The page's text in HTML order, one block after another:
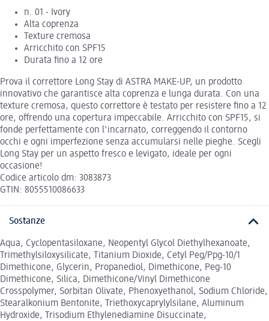
n. 01 - Ivory
Alta coprenza
Texture cremosa
Arricchito con SPF15
Durata fino a 12 ore
Prova il correttore Long Stay di ASTRA MAKE-UP, un prodotto
innovativo che garantisce alta coprenza e lunga durata. Con una
texture cremosa, questo correttore è testato per resistere fino a 12
ore, offrendo una copertura impeccabile. Arricchito con SPF15, si
fonde perfettamente con l'incarnato, correggendo il contorno
occhi e ogni imperfezione senza accumularsi nelle pieghe. Scegli
Long Stay per un aspetto fresco e levigato, ideale per ogni
occasione!
Codice articolo dm: 3083873
GTIN: 8055510086633
Sostanze
Aqua, Cyclopentasiloxane, Neopentyl Glycol Diethylhexanoate,
Trimethylsiloxysilicate, Titanium Dioxide, Cetyl Peg/Ppg-10/1
Dimethicone, Glycerin, Propanediol, Dimethicone, Peg-10
Dimethicone, Silica, Dimethicone/Vinyl Dimethicone
Crosspolymer, Sorbitan Olivate, Phenoxyethanol, Sodium Chloride,
Stearalkonium Bentonite, Triethoxycaprylylsilane, Aluminum
Hydroxide, Trisodium Ethylenediamine Disuccinate,